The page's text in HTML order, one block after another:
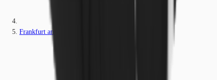
Frankfurt am Main